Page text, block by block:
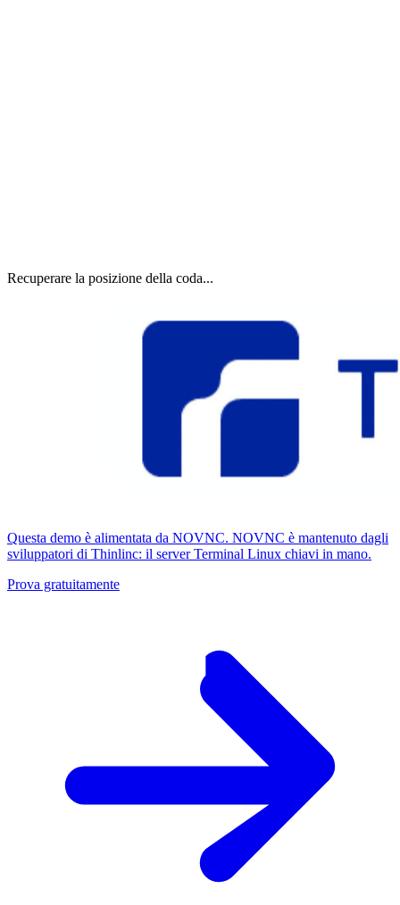
Recuperare la posizione della coda...
Questa demo è alimentata da NOVNC. NOVNC è mantenuto dagli
sviluppatori di Thinlinc: il server Terminal Linux chiavi in ​​mano.
Prova gratuitamente